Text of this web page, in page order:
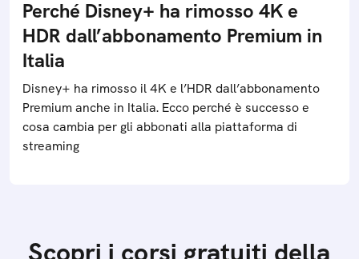
Perché Disney+ ha rimosso 4K e
HDR dall’abbonamento Premium in
Italia
Disney+ ha rimosso il 4K e l’HDR dall’abbonamento
Premium anche in Italia. Ecco perché è successo e
cosa cambia per gli abbonati alla piattaforma di
streaming